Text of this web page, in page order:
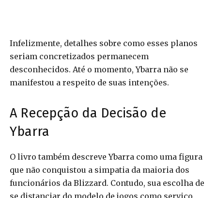
Infelizmente, detalhes sobre como esses planos
seriam concretizados permanecem
desconhecidos. Até o momento, Ybarra não se
manifestou a respeito de suas intenções.
A Recepção da Decisão de
Ybarra
O livro também descreve Ybarra como uma figura
que não conquistou a simpatia da maioria dos
funcionários da Blizzard. Contudo, sua escolha de